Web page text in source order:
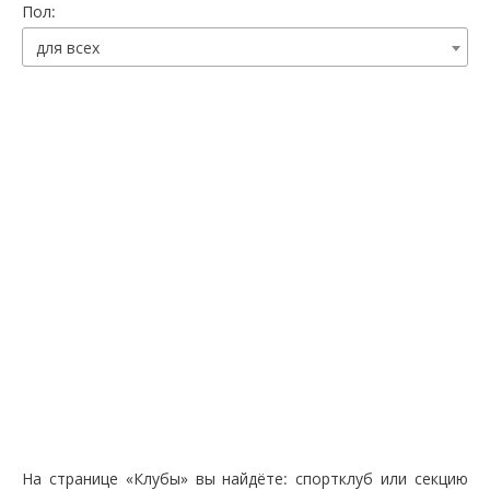
Пол:
для всех
На странице «Клубы» вы найдёте: спортклуб или секцию